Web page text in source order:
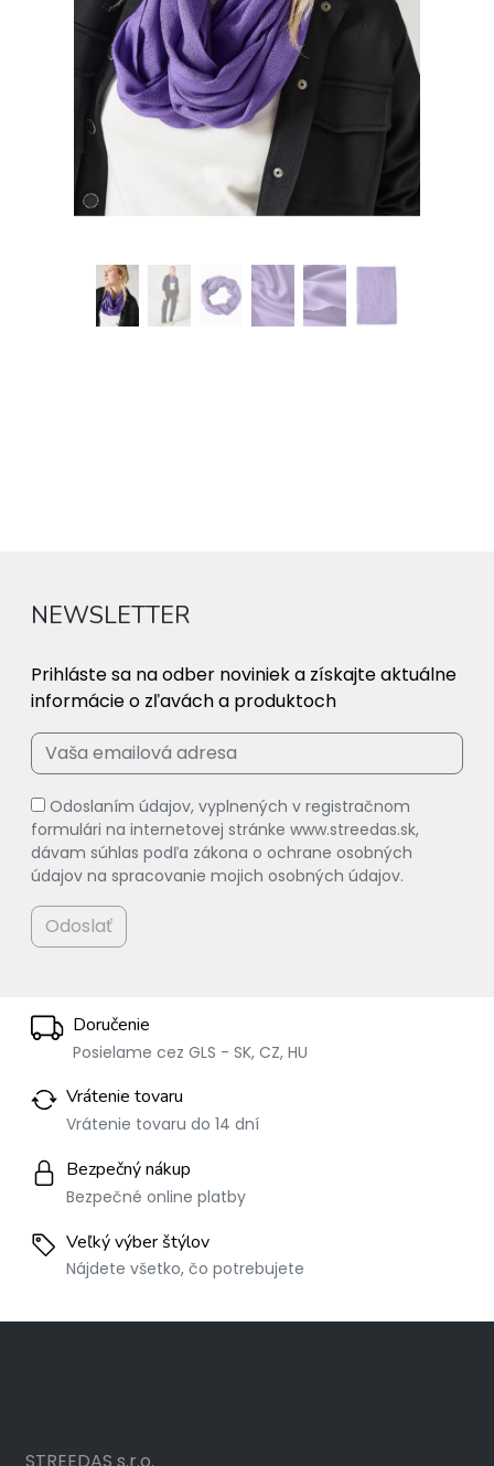
NEWSLETTER
Prihláste sa na odber noviniek a získajte aktuálne
informácie o zľavách a produktoch
Odoslaním údajov, vyplnených v registračnom
formulári na internetovej stránke www.streedas.sk,
dávam súhlas podľa zákona o ochrane osobných
údajov na spracovanie mojich osobných údajov.
Odoslať
Doručenie
Posielame cez GLS - SK, CZ, HU
Vrátenie tovaru
Vrátenie tovaru do 14 dní
Bezpečný nákup
Bezpečné online platby
Veľký výber štýlov
Nájdete všetko, čo potrebujete